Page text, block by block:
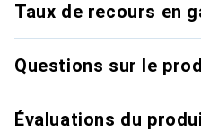
Taux de recours en
Questions sur le
Évaluations du